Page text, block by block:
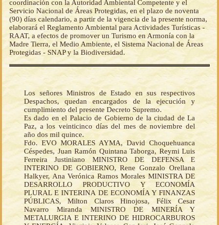
coordinación con la Autoridad Ambiental Competente y el
Servicio Nacional de Áreas Protegidas, en el plazo de noventa
(90) días calendario, a partir de la vigencia de la presente norma,
elaborará el Reglamento Ambiental para Actividades Turísticas -
RAAT, a efectos de promover un Turismo en Armonía con la
Madre Tierra, el Medio Ambiente, el Sistema Nacional de Áreas
Protegidas - SNAP y la Biodiversidad.
Los señores Ministros de Estado en sus respectivos
Despachos, quedan encargados de la ejecución y
cumplimiento del presente Decreto Supremo.
Es dado en el Palacio de Gobierno de la ciudad de La
Paz, a los veinticinco días del mes de noviembre del
año dos mil quince.
Fdo. EVO MORALES AYMA, David Choquehuanca
Céspedes, Juan Ramón Quintana Taborga, Reymi Luis
Ferreira Justiniano MINISTRO DE DEFENSA E
INTERINO DE GOBIERNO, Rene Gonzalo Orellana
Halkyer, Ana Verónica Ramos Morales MINISTRA DE
DESARROLLO PRODUCTIVO Y ECONOMÍA
PLURAL E INTERINA DE ECONOMÍA Y FINANZAS
PÚBLICAS, Milton Claros Hinojosa, Félix Cesar
Navarro Miranda MINISTRO DE MINERÍA Y
METALURGIA E INTERINO DE HIDROCARBUROS